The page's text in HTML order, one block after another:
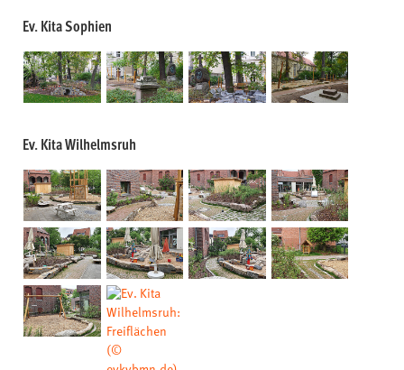
Ev. Kita Sophien
Ev. Kita Wilhelmsruh